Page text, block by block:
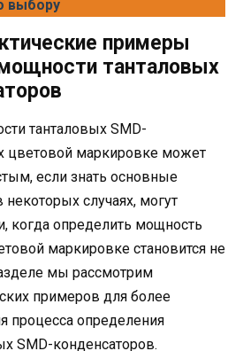
выбору
примеры
танталовых
танталовых SMD-
цветовой маркировке может
если знать основные
случаях, могут
когда определить мощность
маркировке становится не
мы рассмотрим
примеров для более
процесса определения
SMD-конденсаторов.